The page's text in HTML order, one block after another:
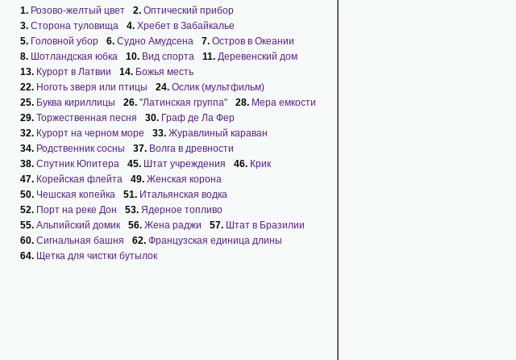
1. Розово-желтый цвет 2. Оптический прибор
3. Сторона туловища 4. Хребет в Забайкалье
5. Головной убор 6. Судно Амудсена 7. Остров в Океании
8. Шотландская юбка 10. Вид спорта 11. Деревенский дом
13. Курорт в Латвии 14. Божья месть
22. Ноготь зверя или птицы 24. Ослик (мультфильм)
25. Буква кириллицы 26. "Латинская группа" 28. Мера емкости
29. Торжественная песня 30. Граф де Ла Фер
32. Курорт на черном море 33. Журавлиный караван
34. Родственник сосны 37. Волга в древности
38. Спутник Юпитера 45. Штат учреждения 46. Крик
47. Корейская флейта 49. Женская корона
50. Чешская копейка 51. Итальянская водка
52. Порт на реке Дон 53. Ядерное топливо
55. Альпийский домик 56. Жена раджи 57. Штат в Бразилии
60. Сигнальная башня 62. Французская единица длины
64. Щетка для чистки бутылок